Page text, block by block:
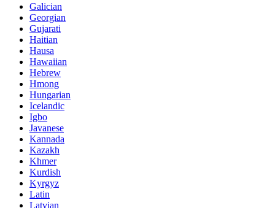
Galician
Georgian
Gujarati
Haitian
Hausa
Hawaiian
Hebrew
Hmong
Hungarian
Icelandic
Igbo
Javanese
Kannada
Kazakh
Khmer
Kurdish
Kyrgyz
Latin
Latvian